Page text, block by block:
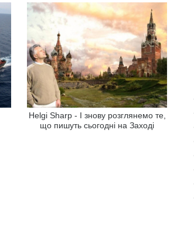
Helgi Sharp - І знову розглянемо те,
що пишуть сьогодні на Заході